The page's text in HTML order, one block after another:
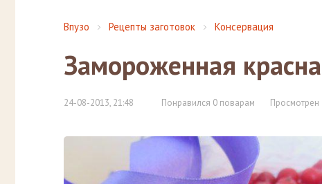
Впузо Рецепты заготовок Консервация
Замороженная
24-08-2013, 21:48 Понравился 0 поварам Просмотрен